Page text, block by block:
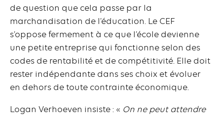
de question que cela passe par la
marchandisation de l’éducation. Le CEF
s’oppose fermement à ce que l’école devienne
une petite entreprise qui fonctionne selon des
codes de rentabilité et de compétitivité. Elle doit
rester indépendante dans ses choix et évoluer
en dehors de toute contrainte économique.
Logan Verhoeven insiste : « On ne peut attendre